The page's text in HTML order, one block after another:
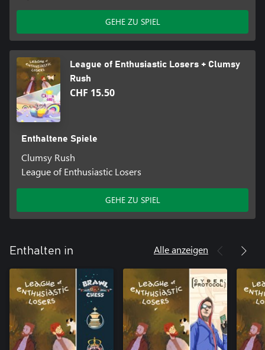
GEHE ZU SPIEL
League of Enthusiastic Losers + Clumsy
Rush
CHF 15.50
Enthaltene Spiele
Clumsy Rush
League of Enthusiastic Losers
GEHE ZU SPIEL
Enthalten in Alle anzeigen